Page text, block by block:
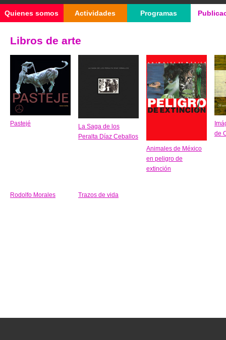
Quienes somos Actividades Programas
Libros de arte
Pastejé
La Saga de los
Peralta Díaz Ceballos
Animales de México
en peligro de
extinción
de
Rodolfo Morales Trazos de vida